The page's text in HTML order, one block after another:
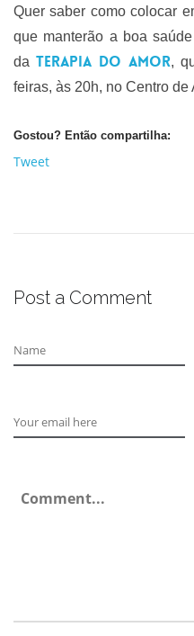
Quer saber como colocar
que manterão a boa
da Terapia do Amor,
feiras, às 20h, no Centro de
Gostou? Então compartilha:
Tweet
Post a Comment